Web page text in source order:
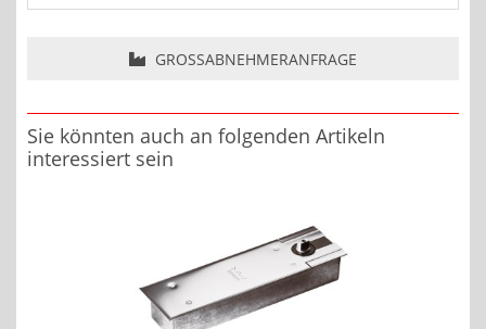
GROSSABNEHMERANFRAGE
Sie könnten auch an folgenden Artikeln
interessiert sein